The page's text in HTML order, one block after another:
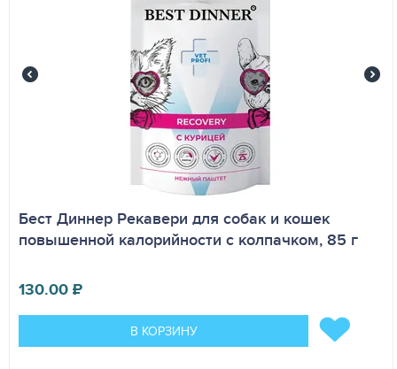
Бест Диннер Рекавери для собак и кошек
повышенной калорийности с колпачком, 85 г
130.00₽
В КОРЗИНУ